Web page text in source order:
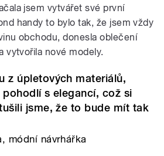
jsem vytvářet své první
handy to bylo tak, že jsem vždy
obchodu, donesla oblečení
vytvořila nové modely.
z úpletových materiálů,
s elegancí, což si
jsme, že to bude mít tak
módní návrhářka